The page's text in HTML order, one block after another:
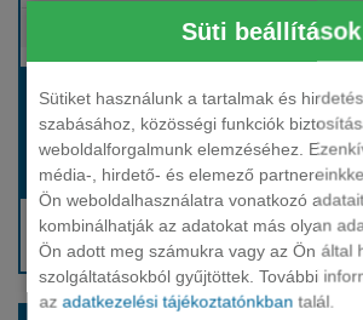
Süti beállítások
Sütiket használunk a tartalmak és
szabásához, közösségi funkciók
weboldalforgalmunk elemzéséhez.
média-, hirdető- és elemező
Ön weboldalhasználatra vonatkozó
kombinálhatják az adatokat más olyan
Ön adott meg számukra vagy az Ön által
szolgáltatásokból gyűjtöttek. További
azadatkezelési tájékoztatónkban talál.
Európai assistance
Bérleti díj:
Induló bérleti díj:
Hívjon: +36 1 888
Kérjen visszahívást!